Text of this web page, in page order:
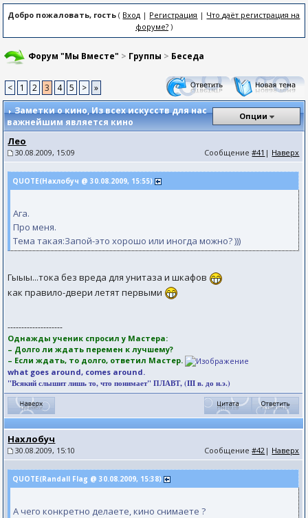
Добро пожаловать, гость ( Вход | Регистрация | Что даёт регистрация на
форуме?)
Форум "Мы Вместе" > Группы > Беседа
< 1 2 3 4 5 >
»
Заметки о кино, Из всех искусств для нас
важнейшим является кино
Опции
Лео
30.08.2009, 15:09 Сообщение#41 | Наверх
QUOTE(Нахлобуч @ 30.08.2009, 15:55)
Ага.
Про меня.
Тема такая:Запой-это хорошо или иногда можно? )))
Гыыы...тока без вреда для унитаза и шкафов
как правило-двери летят первыми
--------------------
Однажды ученик спросил у Мастера:
– Долго ли ждать перемен к лучшему?
– Если ждать, то долго, ответил Мастер.
what goes around, comes around.
"Всякий слышит лишь то, что понимает" ПЛАВТ, (III в. до н.э.)
Нахлобуч
30.08.2009, 15:10 Сообщение#42 | Наверх
QUOTE(Randall Flag @ 30.08.2009, 15:38)
А чего конкретно делаете, кино снимаете ?